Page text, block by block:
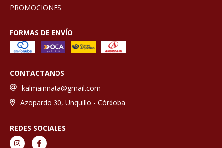
PROMOCIONES
FORMAS DE ENVÍO
CONTACTANOS
kalmainnata@gmail.com
Azopardo 30, Unquillo - Córdoba
REDES SOCIALES